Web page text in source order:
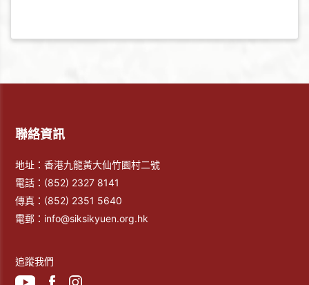
聯絡資訊
地址：香港九龍黃大仙竹園村二號
電話： (852) 2327 8141
傳真： (852) 2351 5640
電郵： info@siksikyuen.org.hk
追蹤我們